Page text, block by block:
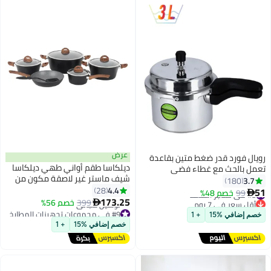
رويال فورد قدر ضغط متين بقاعدة
تعمل بالحث مع غطاء فضي
3.7
180
51
99 خصم 48% #8 في طناجر الضغط
أقل سعر في 7 يوم
توصيل مجاني
تم بيع +60 مؤخرًا
#8 في طناجر الضغط
خصم إضافي %15 + 1
عرض
ديلكاسا طقم أواني طهي ديلكاسا
شيف ماستر غير لاصقة مكون من
10 قطع مع طلاء جرانيت مكون من
5 طبقات
4.4
28
173.25
399 خصم 56% #9 في مجموعات تجهيزات المطابخ
أقل سعر في 30 يوم
توصيل مجاني
#9 في مجموعات تجهيزات المطابخ
خصم إضافي %15 + 1